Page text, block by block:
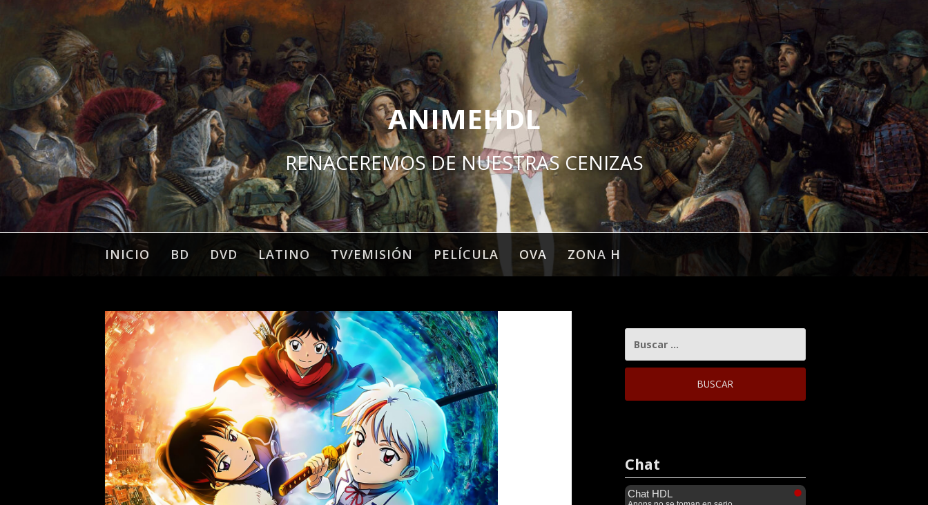
ANIMEHDL
RENACEREMOS DE NUESTRAS CENIZAS
INICIO BD DVD LATINO TV/EMISIÓN PELÍCULA OVA ZONA H
Chat